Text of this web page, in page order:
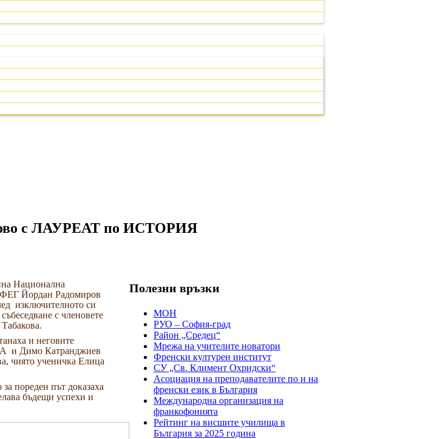
с ЛАУРЕАТ по ИСТОРИЯ
Национална
ФЕГ Йордан Радомиров
изключителното си
с членовете
и неговите
и Димо Катранджиев
чиято ученичка Елица
пореден път доказаха
бъдещи успехи и
Полезни връзки
МОН
РУО – София-град
Район „Средец“
Мрежа на учителите новатори
Френски културен институт
СУ „Св. Климент Охридски“
Асоциация на преподавателите по и на
френски език в България
Международна организация на
франкофонията
Рейтинг на висшите училища в
България за 2025 година